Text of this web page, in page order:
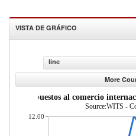
VISTA DE GRÁFICO
line
More
Impuestos al comercio
Source:WITS -
12.00